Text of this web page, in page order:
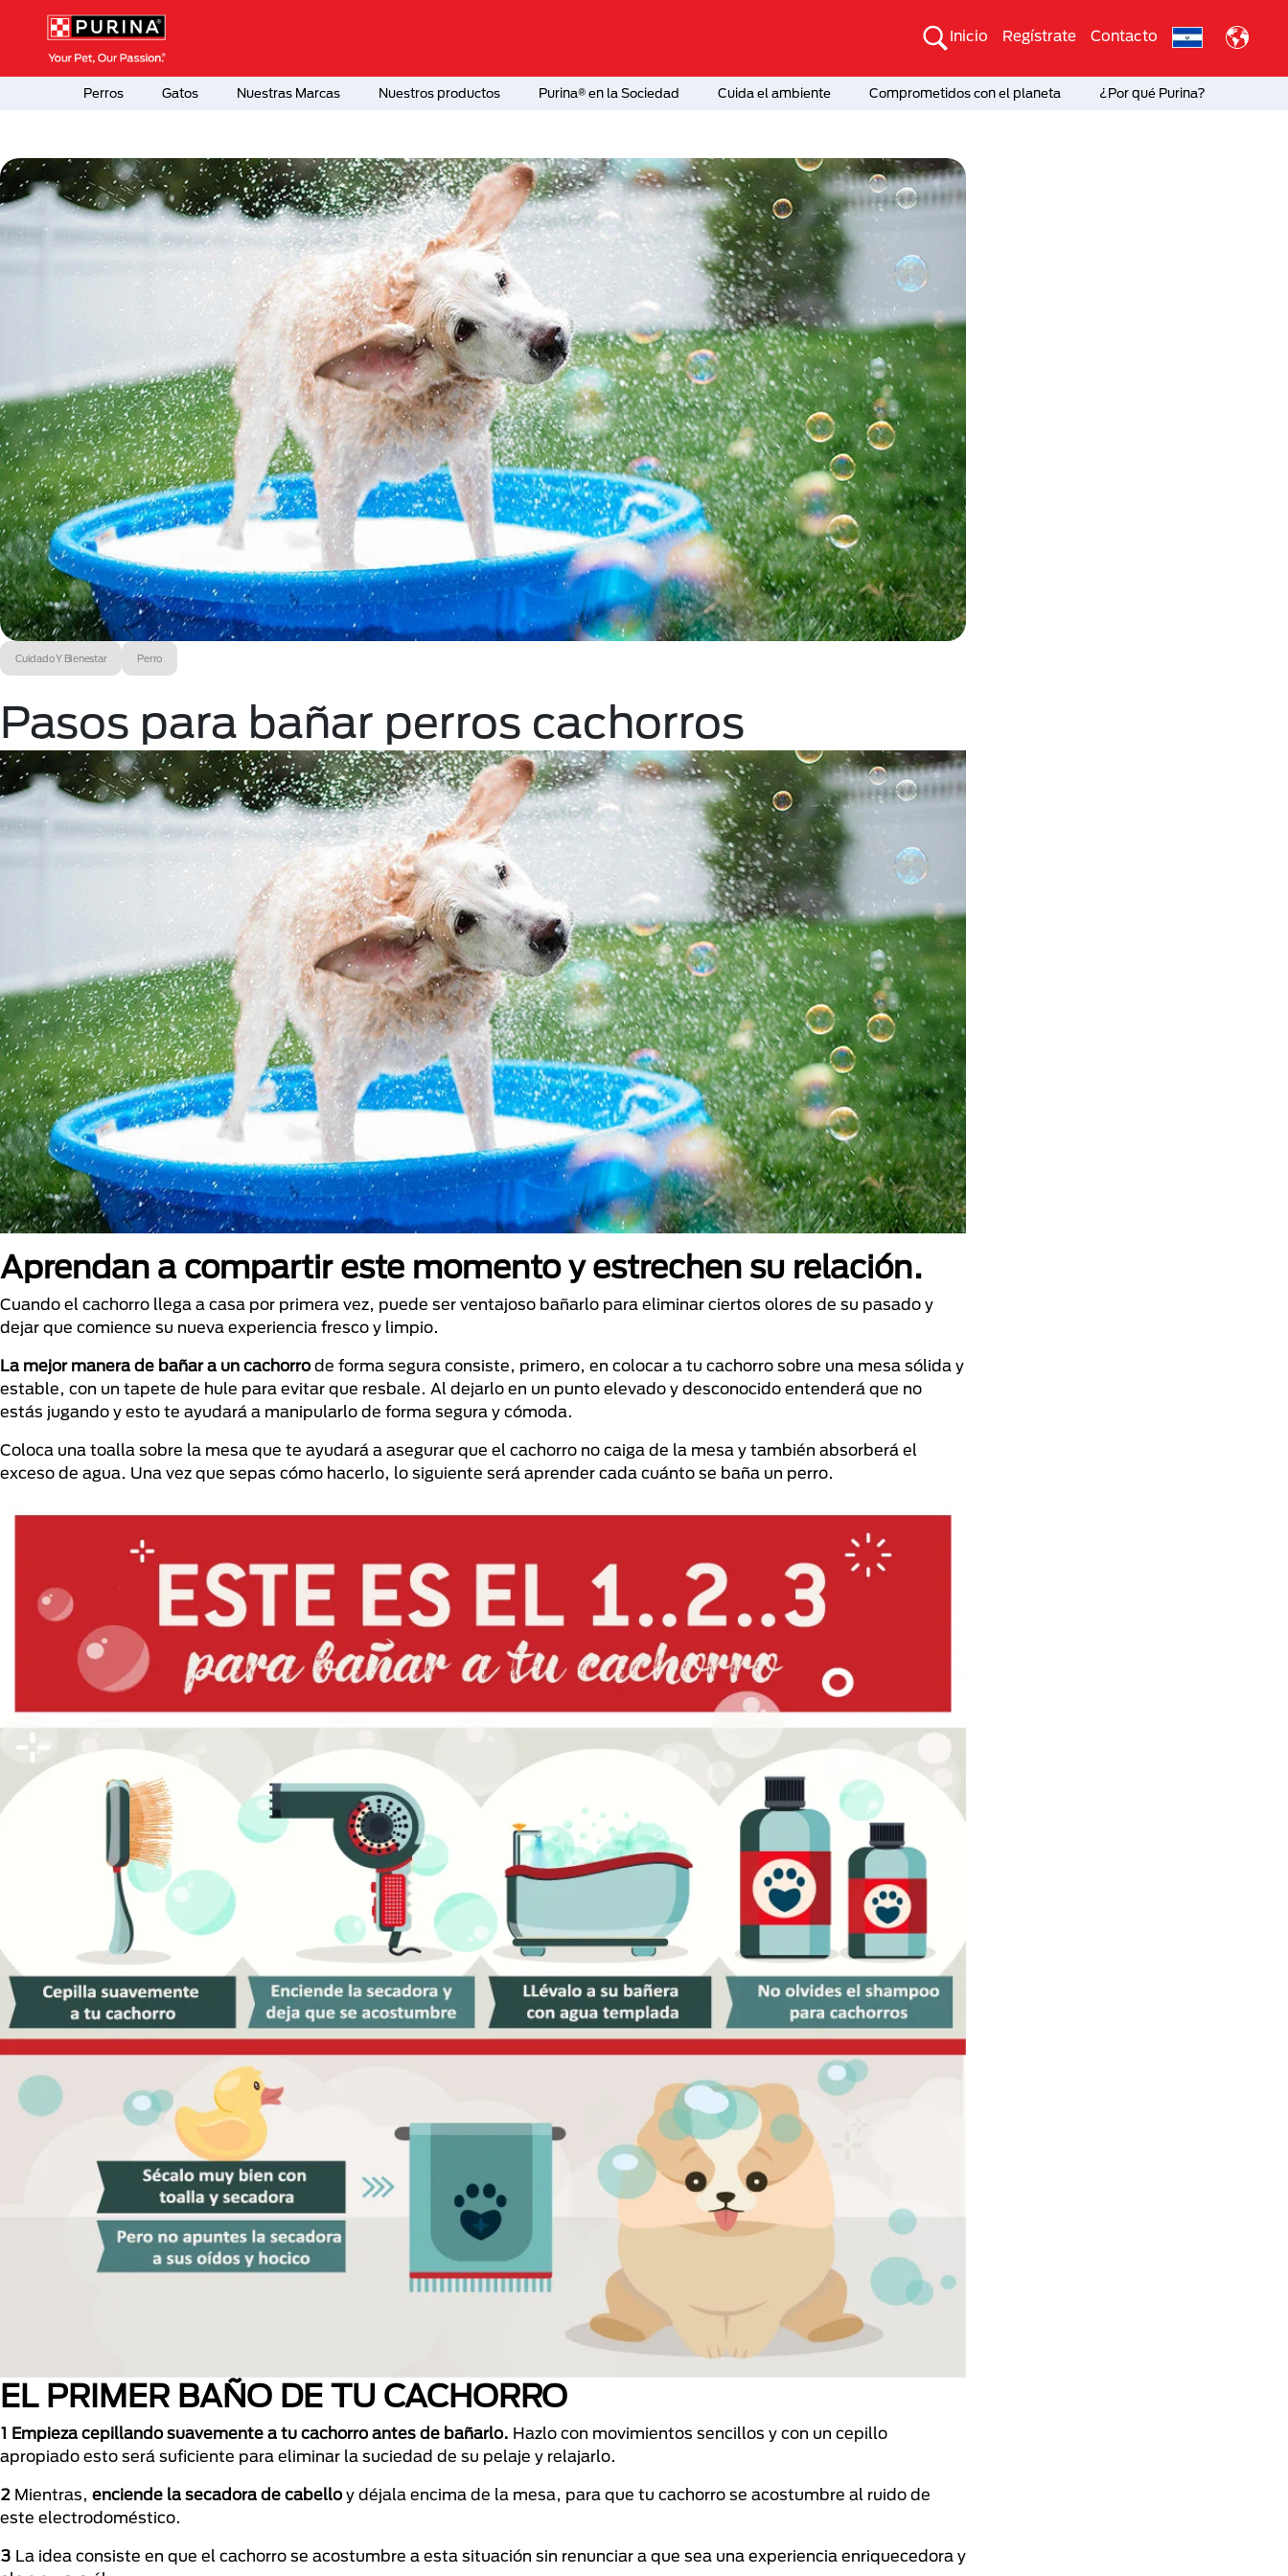
Pasar al contenido principal
Menú Secundario Purina
Inicio Regístrate Contacto
Menú Principal Purina
Perros Gatos Nuestras Marcas Nuestros productos Purina® en la Sociedad Cuida el ambiente Comprometidos con el planeta ¿Por qué Purina?
Cuidado Y Bienestar Perro
Pasos para bañar perros cachorros
Aprendan a compartir este momento y estrechen su relación.
Cuando el cachorro llega a casa por primera vez, puede ser ventajoso bañarlo para eliminar ciertos olores de su pasado y
dejar que comience su nueva experiencia fresco y limpio.
La mejor manera de bañar a un cachorrode forma segura consiste, primero, en colocar a tu cachorro sobre una mesa sólida y
estable, con un tapete de hule para evitar que resbale. Al dejarlo en un punto elevado y desconocido entenderá que no
estás jugando y esto te ayudará a manipularlo de forma segura y cómoda.
Coloca una toalla sobre la mesa que te ayudará a asegurar que el cachorro no caiga de la mesa y también absorberá el
exceso de agua. Una vez que sepas cómo hacerlo, lo siguiente será aprender cada cuánto se baña un perro.
EL PRIMER BAÑO DE TU CACHORRO
1 Empieza cepillando suavemente a tu cachorro antes de bañarlo. Hazlo con movimientos sencillos y con un cepillo
apropiado esto será suficiente para eliminar la suciedad de su pelaje y relajarlo.
2 Mientras, enciende la secadora de cabelloy déjala encima de la mesa, para que tu cachorro se acostumbre al ruido de
este electrodoméstico.
3 La idea consiste en que el cachorro se acostumbre a esta situación sin renunciar a que sea una experiencia enriquecedora y